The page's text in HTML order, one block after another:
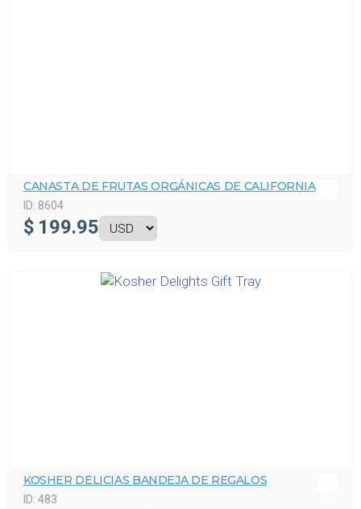
CANASTA DE FRUTAS ORGÁNICAS DE CALIFORNIA
ID: 8604
$ 199.95
KOSHER DELICIAS BANDEJA DE REGALOS
ID: 483